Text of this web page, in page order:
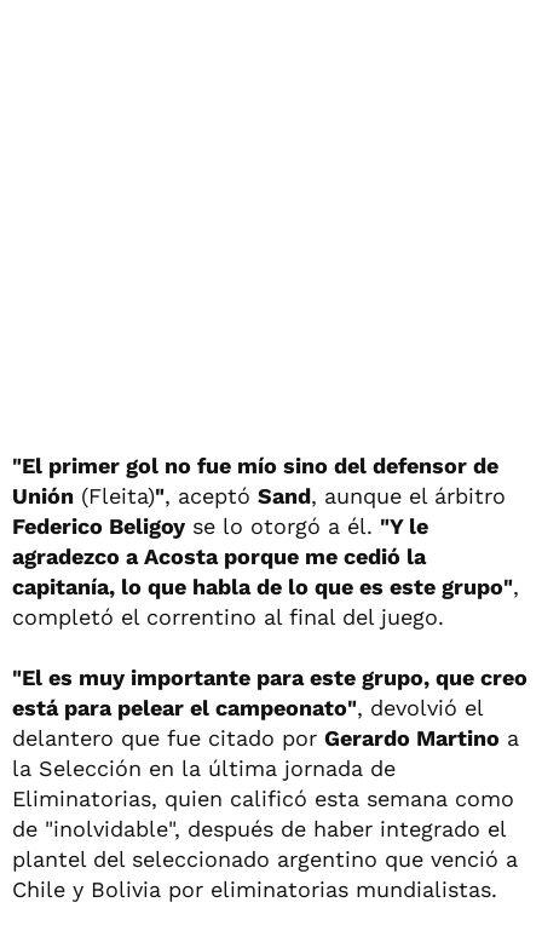
"El primer gol no fue mío sino del defensor de
Unión (Fleita)", aceptó Sand, aunque el árbitro
Federico Beligoy se lo otorgó a él. "Y le
agradezco a Acosta porque me cedió la
capitanía, lo que habla de lo que es este grupo",
completó el correntino al final del juego.
"El es muy importante para este grupo, que creo
está para pelear el campeonato", devolvió el
delantero que fue citado por Gerardo Martino a
la Selección en la última jornada de
Eliminatorias, quien calificó esta semana como
de "inolvidable", después de haber integrado el
plantel del seleccionado argentino que venció a
Chile y Bolivia por eliminatorias mundialistas.